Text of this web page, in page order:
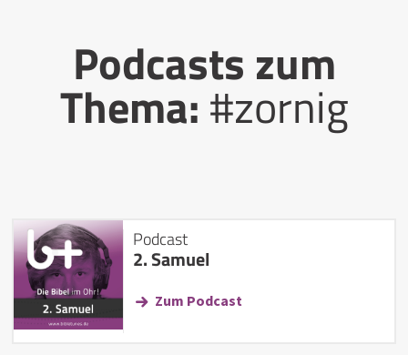
Podcasts zum
Thema:#zornig
Podcast
2. Samuel
Zum Podcast